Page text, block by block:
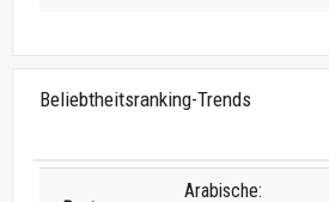
Beliebtheitsranking-Trends
Arabische: